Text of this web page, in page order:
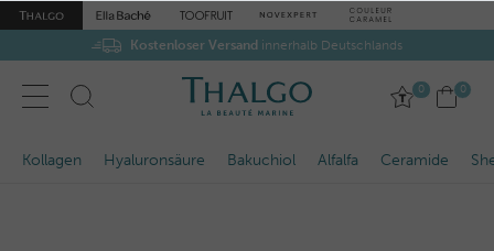
Gratis-Probenzu jeder Bestellung
Kostenloser Versand innerhalb Deutschlands
0 0
Kollagen Hyaluronsäure Bakuchiol Alfalfa Ceramide